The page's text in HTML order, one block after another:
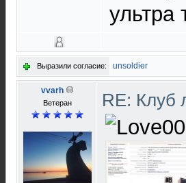
ультра
Выразили согласие: unsoldier
vvarh
Ветеран RE: Клуб